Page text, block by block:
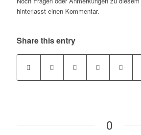
hinterlasst einen Kommentar.
Share this entry
0